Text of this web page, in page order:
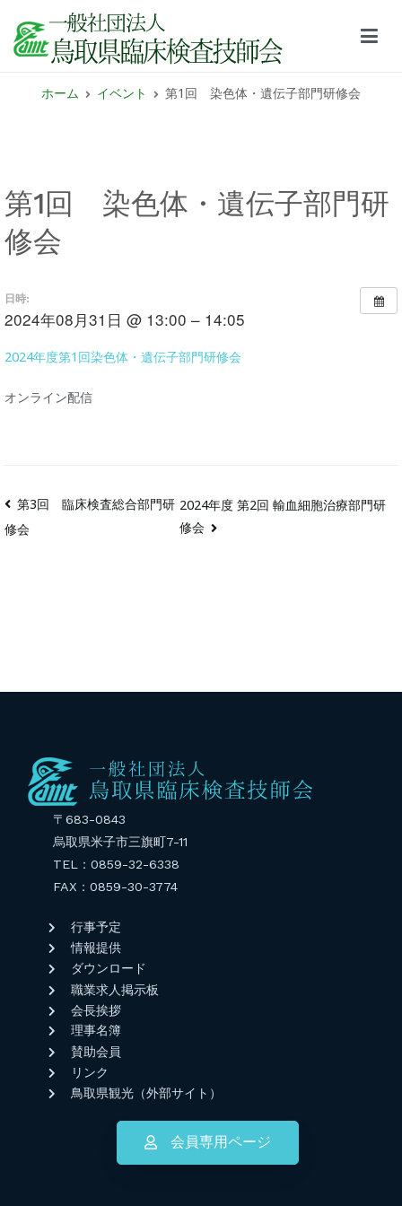
ホーム イベント 第1回 染色体・遺伝子部門研修会
第1回 染色体・遺伝子部門研
修会
日時:
2024年08月31日 @ 13:00 – 14:05
2024年度第1回染色体・遺伝子部門研修会
オンライン配信
第3回 臨床検査総合部門研
修会
2024年度 第2回 輸血細胞治療部門研
修会
〒683-0843
烏取県米子市三旗町7-11
TEL：0859-32-6338
FAX：0859-30-3774
行事予定
情報提供
ダウンロード
職業求人掲示板
会長挨拶
理事名簿
賛助会員
リンク
鳥取県観光（外部サイト）
会員専用ページ